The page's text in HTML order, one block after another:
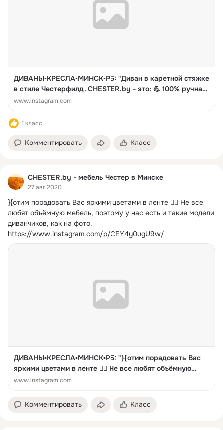
ДИВАНЫ️️▪️КРЕСЛА▪️МИНСК▪️РБ: "Диван в каретной стяжке
в стиле Честерфилд. CHESTER.by - это: 💪 100% ручная
работа. 🔻 Европейские ткани. Более 1000 вариантов! 🛠
Гарантия 18 месяцев. ⌛️ Срок изготовления ...
www.instagram.com
1 класс
Комментировать Класс
CHESTER.by - мебель Честер в Минске
27 авг 2020
}{отим порадовать Вас яркими цветами в ленте 👇🏻 Не все
любят объёмную мебель, поэтому у нас есть и такие модели
диванчиков, как на фото.
https://www.instagram.com/p/CEY4y0ugU9w/
ДИВАНЫ️️▪️КРЕСЛА▪️МИНСК▪️РБ: "}{отим порадовать Вас
яркими цветами в ленте 👇🏻 Не все любят объёмную
мебель, поэтому у нас есть и такие модели диванчиков,
Выполним по вашим индивидуальным размерам в любой
...
www.instagram.com
Комментировать Класс